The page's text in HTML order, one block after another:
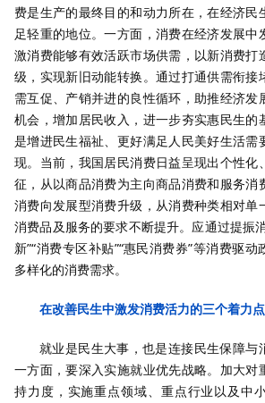
费是生产的最终目的和动力所在，在经济民
足轻重的地位。一方面，消费在经济发展中
激消费能够有效活跃市场供需，以新消费打
级，实现新旧动能转换。通过打通供需衔接
需互促、产销并进的良性循环，助推经济发
机会，增加居民收入，进一步夯实惠民生的
是增进民生福祉、更好满足人民美好生活需
现。当前，我国居民消费日益呈现出个性化
征，从以商品消费为主向商品消费和服务消
消费向发展型消费升级，从消费种类相对单
消费品及服务的要求不断提升。应通过提振
新”“消费专区补贴”“惠民消费券”等消费驱
多样化的消费需求。
在改善民生中激发消费活力的三个着力点
就业是民生大事，也是连接民生保障与
一方面，要深入实施就业优先战略。加大对
持力度，实施重点领域、重点行业以及中